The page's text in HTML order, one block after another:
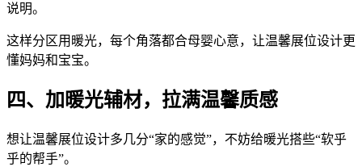
说明。
这样分区用暖光，每个角落都合母婴心意，让温馨展位设计更
懂妈妈和宝宝。
四、加暖光辅材，拉满温馨质感
想让温馨展位设计多几分“家的感觉”，不妨给暖光搭些“软乎
乎的帮手”。